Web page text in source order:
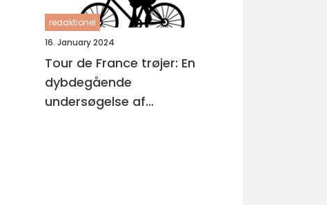
redaktionel
16. January 2024
Tour de France trøjer: En
dybdegående
undersøgelse af